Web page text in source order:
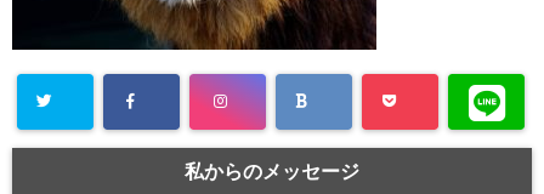
私からのメッセージ